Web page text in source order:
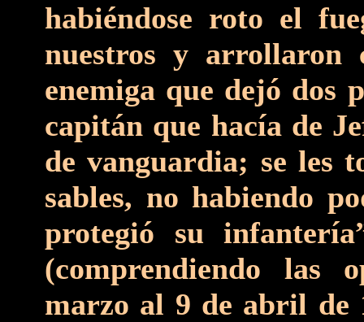
habiéndose roto el
nuestros y arrollaron
enemiga que dejó dos
capitán que hacía de
de vanguardia; se les
sables, no habiendo
protegió su
(comprendiendo las
marzo al 9 de abril de